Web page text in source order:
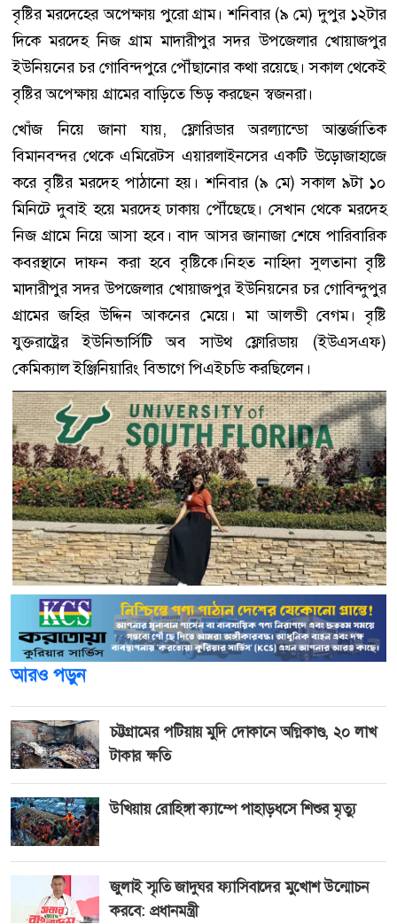
বৃষ্টির মরদেহের অপেক্ষায় পুরো গ্রাম। শনিবার (৯ মে) দুপুর ১২টার
দিকে মরদেহ নিজ গ্রাম মাদারীপুর সদর উপজেলার খোয়াজপুর
ইউনিয়নের চর গোবিন্দপুরে পৌঁছানোর কথা রয়েছে। সকাল থেকেই
বৃষ্টির অপেক্ষায় গ্রামের বাড়িতে ভিড় করছেন স্বজনরা।
খোঁজ নিয়ে জানা যায়, ফ্লোরিডার অরল্যান্ডো আন্তর্জাতিক
বিমানবন্দর থেকে এমিরেটস এয়ারলাইনসের একটি উড়োজাহাজে
করে বৃষ্টির মরদেহ পাঠানো হয়। শনিবার (৯ মে) সকাল ৯টা ১০
মিনিটে দুবাই হয়ে মরদেহ ঢাকায় পৌঁছেছে। সেখান থেকে মরদেহ
নিজ গ্রামে নিয়ে আসা হবে। বাদ আসর জানাজা শেষে পারিবারিক
কবরস্থানে দাফন করা হবে বৃষ্টিকে।নিহত নাহিদা সুলতানা বৃষ্টি
মাদারীপুর সদর উপজেলার খোয়াজপুর ইউনিয়নের চর গোবিন্দুপুর
গ্রামের জহির উদ্দিন আকনের মেয়ে। মা আলভী বেগম। বৃষ্টি
যুক্তরাষ্ট্রের ইউনিভার্সিটি অব সাউথ ফ্লোরিডায় (ইউএসএফ)
কেমিক্যাল ইঞ্জিনিয়ারিং বিভাগে পিএইচডি করছিলেন।
আরও পড়ুন
চট্টগ্রামের পটিয়ায় মুদি দোকানে অগ্নিকাণ্ড, ২০ লাখ
টাকার ক্ষতি
উখিয়ায় রোহিঙ্গা ক্যাম্পে পাহাড়ধসে শিশুর মৃত্যু
জুলাই স্মৃতি জাদুঘর ফ্যাসিবাদের মুখোশ উন্মোচন
করবে: প্রধানমন্ত্রী